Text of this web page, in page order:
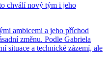
chválí nový tým i jeho
ambicemi a jeho příchod
změnu. Podle Gabriela
situace a technické zázemí, ale